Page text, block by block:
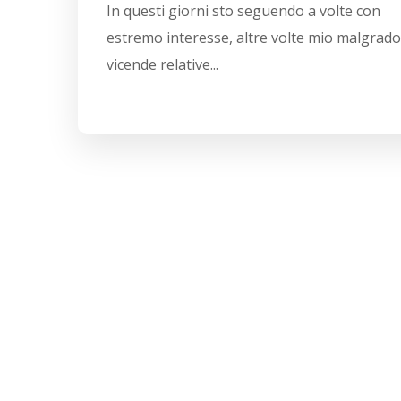
In questi giorni sto seguendo a volte con
estremo interesse, altre volte mio
vicende relative...